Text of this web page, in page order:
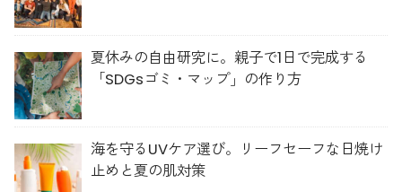
夏休みの自由研究に。親子で1日で完成する
「SDGsゴミ・マップ」の作り方
海を守るUVケア選び。リーフセーフな日焼け
止めと夏の肌対策